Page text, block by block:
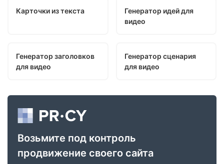
Карточки из текста
Генератор идей для
видео
Генератор заголовков
для видео
Генератор сценария
для видео
Возьмите под контроль
продвижение своего сайта